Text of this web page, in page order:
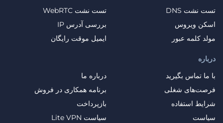
درباره
با ما تماس بگیرید
درباره ما
فرصت‌های شغلی
برنامه همکاری در فروش
شرایط استفاده
بازپرداخت
سیاست
سیاست Lite VPN
تست نشت DNS
تست نشت WebRTC
اسکن ویروس
بررسی آدرس IP
مولد کلمه عبور
ایمیل موقت رایگان